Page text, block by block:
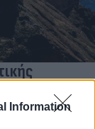
Information
Υπουργική